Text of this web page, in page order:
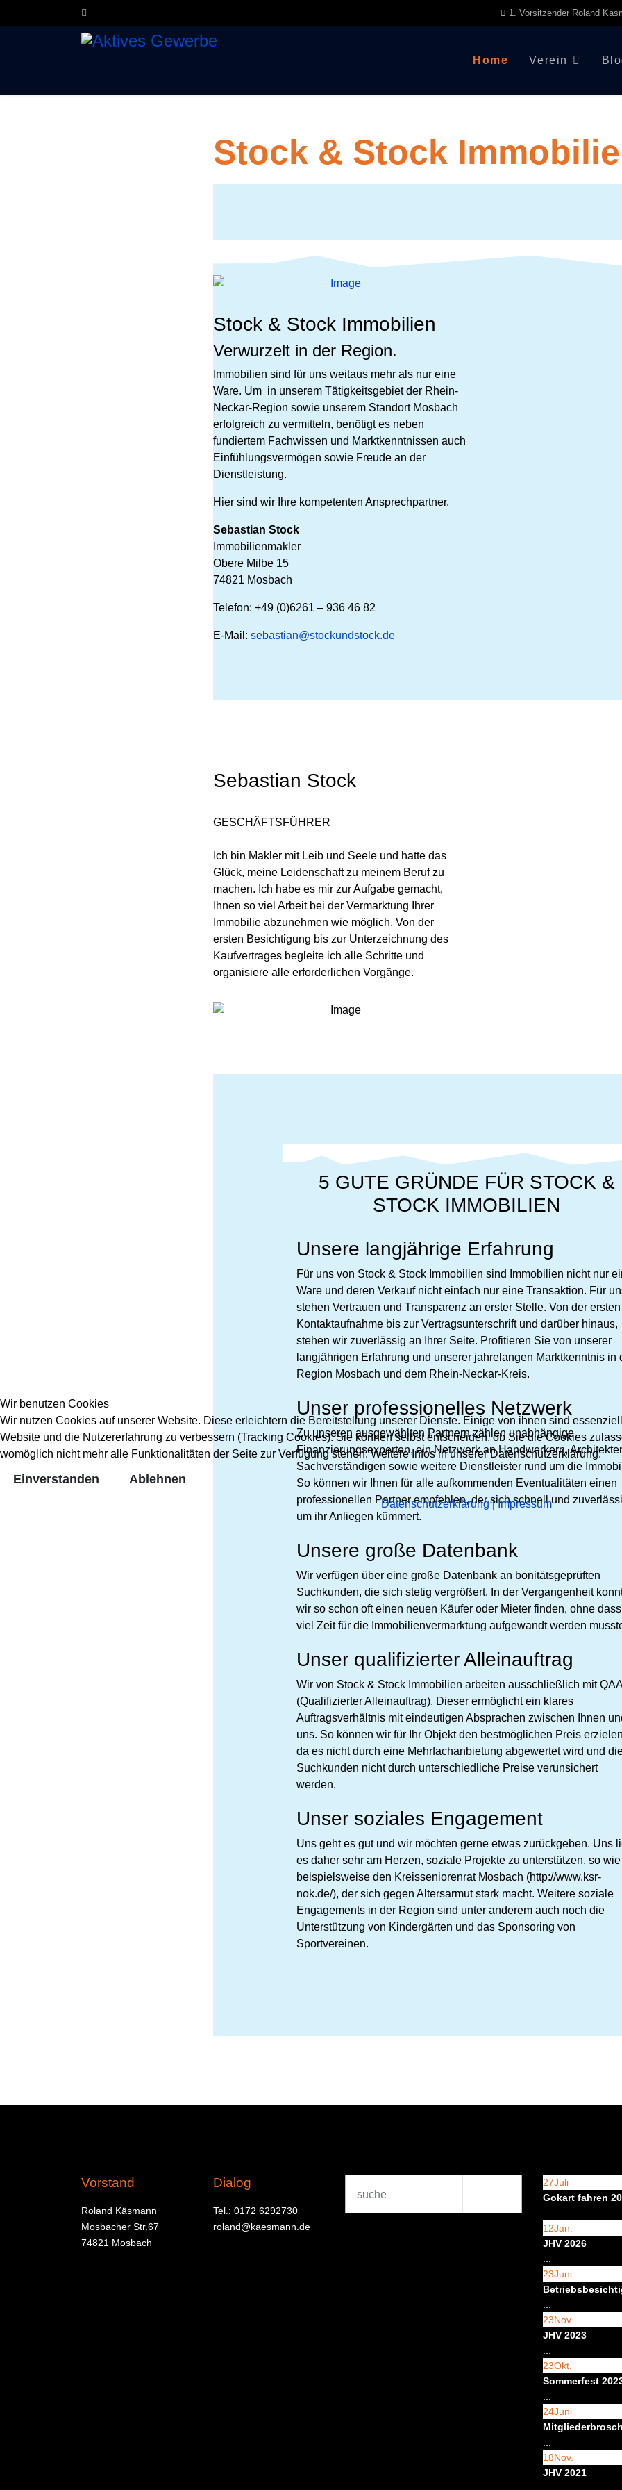
1. Vorsitzender Roland
Home Verein
Stock & Stock
Stock & Stock Immobilien
Verwurzelt in der Region.
Immobilien sind für uns weitaus mehr als nur eine
Ware. Um in unserem Tätigkeitsgebiet der Rhein-
Neckar-Region sowie unserem Standort Mosbach
erfolgreich zu vermitteln, benötigt es neben
fundiertem Fachwissen und Marktkenntnissen auch
Einfühlungsvermögen sowie Freude an der
Dienstleistung.
Hier sind wir Ihre kompetenten Ansprechpartner.
Sebastian Stock
Immobilienmakler
Obere Milbe 15
74821 Mosbach
Telefon: +49 (0)6261 – 936 46 82
E-Mail: sebastian@stockundstock.de
Sebastian Stock
GESCHÄFTSFÜHRER
Ich bin Makler mit Leib und Seele und hatte das
Glück, meine Leidenschaft zu meinem Beruf zu
machen. Ich habe es mir zur Aufgabe gemacht,
Ihnen so viel Arbeit bei der Vermarktung Ihrer
Immobilie abzunehmen wie möglich. Von der
ersten Besichtigung bis zur Unterzeichnung des
Kaufvertrages begleite ich alle Schritte und
organisiere alle erforderlichen Vorgänge.
5 GUTE GRÜNDE FÜR STOCK &
STOCK IMMOBILIEN
Unsere langjährige Erfahrung
Für uns von Stock & Stock Immobilien sind Immobilien nicht nur
Ware und deren Verkauf nicht einfach nur eine Transaktion. Für
stehen Vertrauen und Transparenz an erster Stelle. Von der ersten
Kontaktaufnahme bis zur Vertragsunterschrift und darüber hinaus,
stehen wir zuverlässig an Ihrer Seite. Profitieren Sie von unserer
langjährigen Erfahrung und unserer jahrelangen Marktkenntnis in
Region Mosbach und dem Rhein-Neckar-Kreis.
Unser professionelles Netzwerk
Zu unseren ausgewählten Partnern zählen unabhängige
Finanzierungsexperten, ein Netzwerk an Handwerkern,
Sachverständigen sowie weitere Dienstleister rund um die
So können wir Ihnen für alle aufkommenden Eventualitäten einen
professionellen Partner empfehlen, der sich schnell und
um ihr Anliegen kümmert.
Unsere große Datenbank
Wir verfügen über eine große Datenbank an bonitätsgeprüften
Suchkunden, die sich stetig vergrößert. In der Vergangenheit
wir so schon oft einen neuen Käufer oder Mieter finden, ohne dass
viel Zeit für die Immobilienvermarktung aufgewandt werden
Unser qualifizierter Alleinauftrag
Wir von Stock & Stock Immobilien arbeiten ausschließlich mit
(Qualifizierter Alleinauftrag). Dieser ermöglicht ein klares
Auftragsverhältnis mit eindeutigen Absprachen zwischen Ihnen
uns. So können wir für Ihr Objekt den bestmöglichen Preis
da es nicht durch eine Mehrfachanbietung abgewertet wird und
Suchkunden nicht durch unterschiedliche Preise verunsichert
werden.
Unser soziales Engagement
Uns geht es gut und wir möchten gerne etwas zurückgeben. Uns
es daher sehr am Herzen, soziale Projekte zu unterstützen, so wie
beispielsweise den Kreisseniorenrat Mosbach (http://www.ksr-
nok.de/), der sich gegen Altersarmut stark macht. Weitere soziale
Engagements in der Region sind unter anderem auch noch die
Unterstützung von Kindergärten und das Sponsoring von
Sportvereinen.
Vorstand
Roland Käsmann
Mosbacher Str.67
74821 Mosbach
Dialog
Tel.: 0172 6292730
roland@kaesmann.de
27Juli
Gokart fahren
12Jan.
JHV 2026
23Juni
23Nov.
JHV 2023
23Okt.
Sommerfest
24Juni
18Nov.
JHV 2021
Wir benutzen Cookies
Wir nutzen Cookies auf unserer Website. Diese erleichtern die Bereitstellung unserer Dienste. Einige von ihnen sind
Website und die Nutzererfahrung zu verbessern (Tracking Cookies). Sie können selbst entscheiden, ob Sie die Cookies
womöglich nicht mehr alle Funktionalitäten der Seite zur Verfügung stehen. Weitere Infos in unserer Datenschutzerklärung.
Einverstanden Ablehnen
Datenschutzerklärung|Impressum